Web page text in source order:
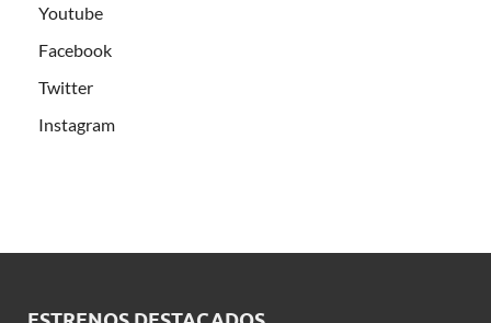
Youtube
Facebook
Twitter
Instagram